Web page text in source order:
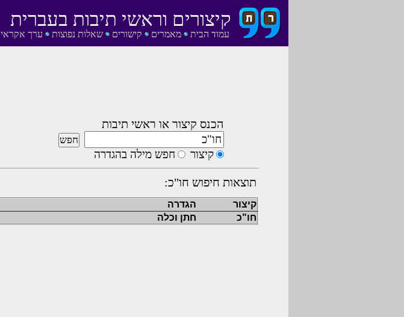
עמוד הבית מאמרים קישורים שאלות נפוצות ערך אקראי
קיצורים וראשי תיבות בעברית
הכנס קיצור או ראשי תיבות
קיצור חפש מילה בהגדרה
תוצאות חיפוש חו"כ:
קיצור הגדרה
חו"כ
חתן וכלה